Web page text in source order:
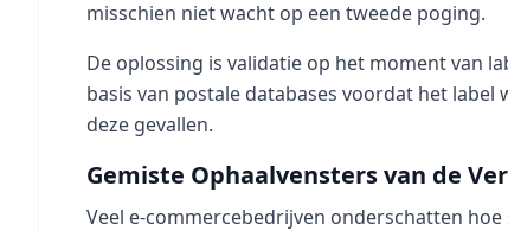
misschien niet wacht op een tweede poging.
De oplossing is validatie op het moment van
basis van postale databases voordat het
deze gevallen.
Gemiste Ophaalvensters van de
Veel e-commercebedrijven onderschatten